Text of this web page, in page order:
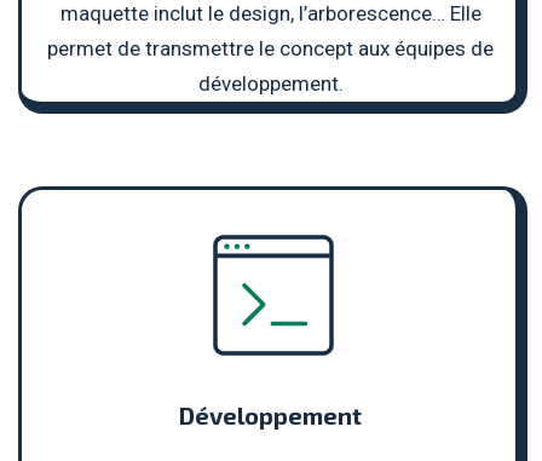
maquette inclut le design, l’arborescence… Elle
permet de transmettre le concept aux équipes de
développement.
Développement